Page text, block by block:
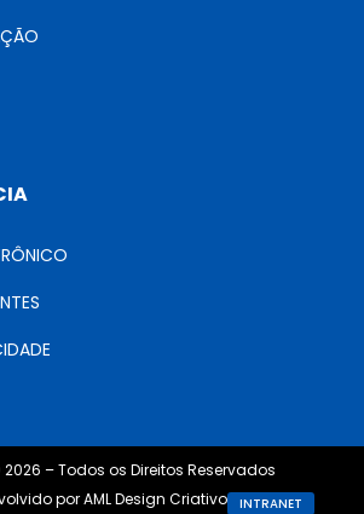
– Todos os Direitos Reservados
por AML Design Criativo
INTRANET